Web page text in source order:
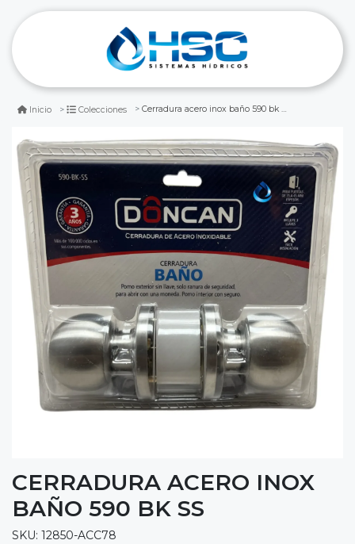
Inicio Colecciones Cerradura acero inox baño 590 bk ss
CERRADURA ACERO INOX
BAÑO 590 BK SS
SKU: 12850-ACC78